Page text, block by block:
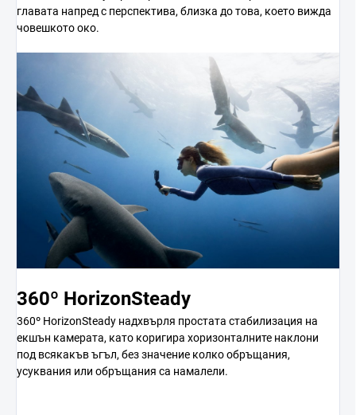
главата напред с перспектива, близка до това, което вижда
човешкото око.
360º HorizonSteady
360º HorizonSteady надхвърля простата стабилизация на
екшън камерата, като коригира хоризонталните наклони
под всякакъв ъгъл, без значение колко обръщания,
усуквания или обръщания са намалели.